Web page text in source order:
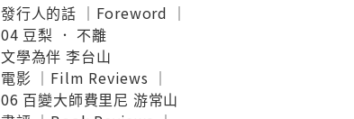
發行人的話 ｜Foreword ｜
04 豆梨 ． 不離
文學為伴 李台山
電影 ｜Film Reviews ｜
06 百變大師費里尼 游常山